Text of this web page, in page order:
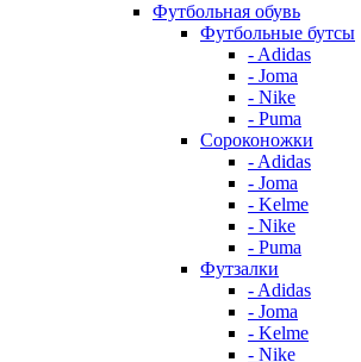
Футбольная обувь
Футбольные бутсы
- Adidas
- Joma
- Nike
- Puma
Сороконожки
- Adidas
- Joma
- Kelme
- Nike
- Puma
Футзалки
- Adidas
- Joma
- Kelme
- Nike